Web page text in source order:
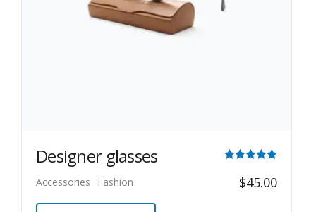
Designer glasses
5.00
Accessories Fashion $45.00